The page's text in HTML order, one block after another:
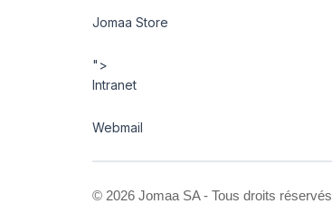
Jomaa Store
">
Intranet
Webmail
© 2026 Jomaa SA - Tous droits réservés